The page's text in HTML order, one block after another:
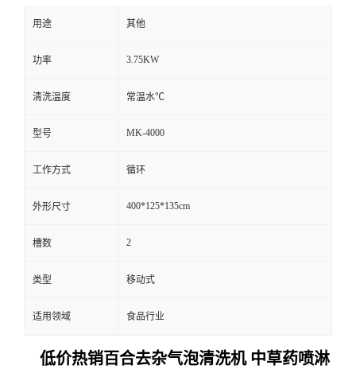
用途 其他
功率 3.75KW
清洗温度 常温水℃
型号 MK-4000
工作方式 循环
外形尺寸 400*125*135cm
槽数 2
类型 移动式
适用领域 食品行业
低价热销百合去杂气泡清洗机 中草药喷淋